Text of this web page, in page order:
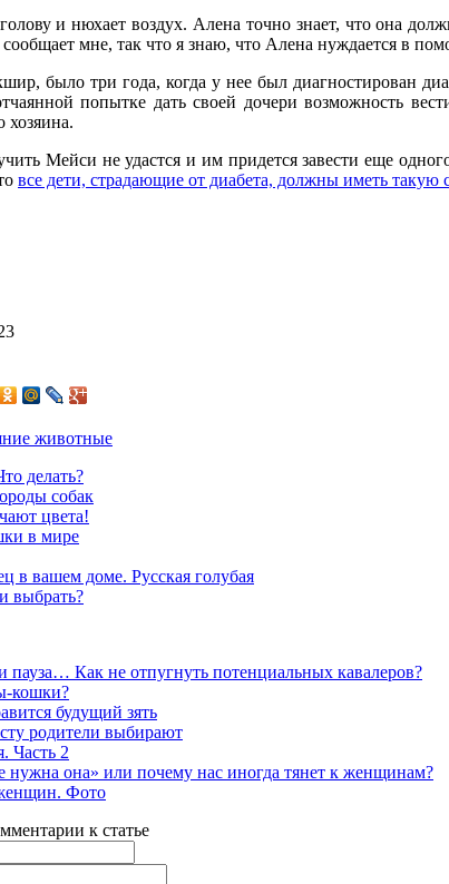
и нюхает воздух. Алена точно знает, что она
сообщает мне, так что я знаю, что Алена нуждается в
было три года, когда у нее был диагностирован
попытке дать своей дочери возможность
хозяина.
Мейси не удастся и им придется завести еще
все дети, страдающие от диабета, должны иметь такую
животные
делать?
собак
цвета!
в мире
в вашем доме. Русская голубая
выбрать?
Как не отпугнуть потенциальных кавалеров?
кошки?
будущий зять
родители выбирают
Часть 2
нужна она» или почему нас иногда тянет к женщинам?
Фото
к статье